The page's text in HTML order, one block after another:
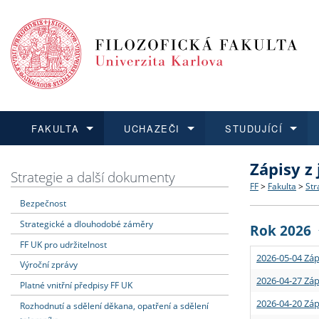
FAKULTA
Dozvědět se více
Struktura
Strategie
Podpora
UCHAZEČI
Podat přihlášku
Co
Učitelské
STUDUJÍCÍ
Dozvědět se více
Rigorózní
Dozvědět se více
O vědě a
Granty a
Dozvědět se více
Aktuální
Strategie a další dokumenty
Bezpečnost
Strategické a dlouhodobé záměry
FF UK pro udržitelnost
Výroční zprávy
Platné vnitřní předpisy FF UK
Rozhodnutí a sdělení děkana, opatření a sdělení
Zápisy
FF > Fakulta >
Rok 2026
2026-05-04
2026-04-27
2026-04-20